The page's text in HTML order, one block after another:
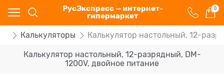
РусЭкспресс — интернет-
гипермаркет
0
Калькуляторы Калькулятор настольный, 12-
Калькулятор настольный, 12-разрядный, DM-
1200V, двойное питание